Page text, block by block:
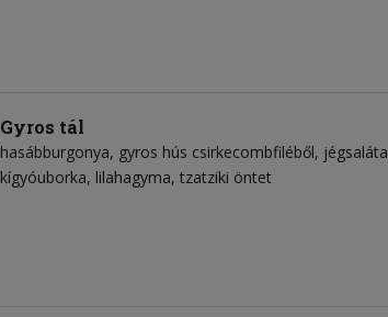
Gyros tál
hasábburgonya gyros hús csirkecombfiléből jégsaláta
kígyóuborka lilahagyma tzatziki öntet